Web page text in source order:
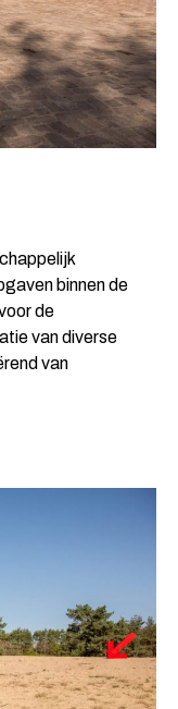
binnen de
de
van diverse
van